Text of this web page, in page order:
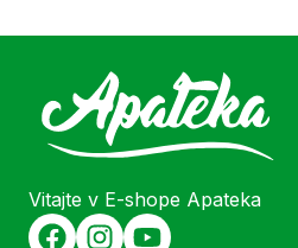
Vitajte v E-shope Apateka